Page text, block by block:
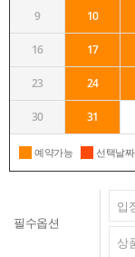
9 10
16 17
23 24
30 31
예약가능 선택날짜
필수옵션